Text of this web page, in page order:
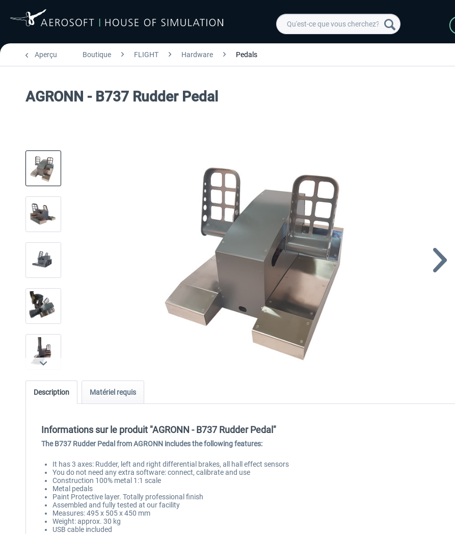
Aperçu Boutique FLIGHT Hardware Pedals
AGRONN - B737 Rudder Pedal
Description Matériel requis
Informations sur le produit "AGRONN - B737 Rudder Pedal"
The B737 Rudder Pedal from AGRONN includes the following features:
It has 3 axes: Rudder, left and right differential brakes, all hall effect sensors
You do not need any extra software: connect, calibrate and use
Construction 100% metal 1:1 scale
Metal pedals
Paint Protective layer. Totally professional finish
Assembled and fully tested at our facility
Measures: 495 x 505 x 450 mm
Weight: approx. 30 kg
USB cable included